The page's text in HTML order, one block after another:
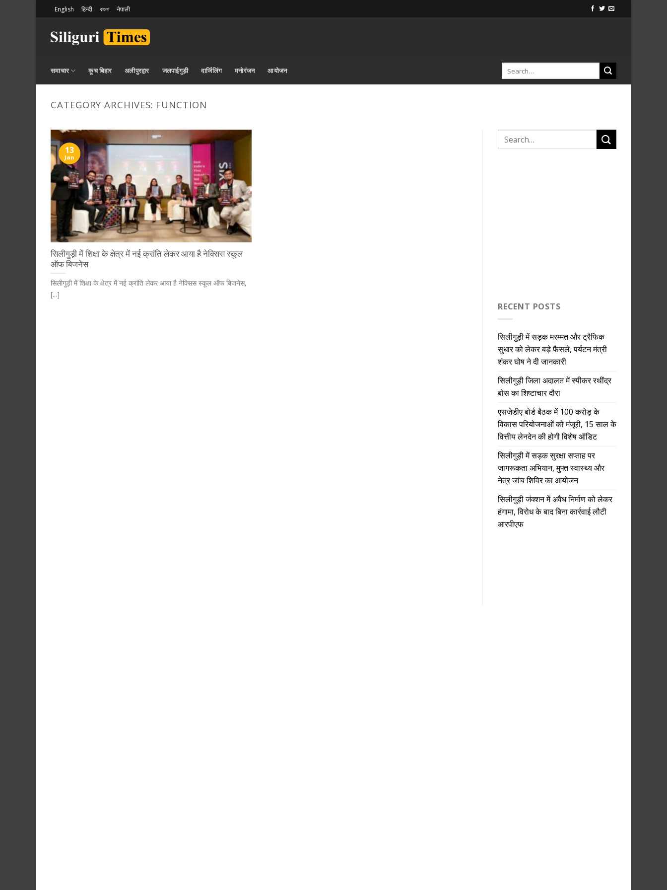
content
English हिन्दी বাংলা नेपाली
समाचार कूच बिहार अलीपुरद्वार जलपाईगुड़ी दार्जिलिंग मनोरंजन आयोजन
CATEGORY ARCHIVES: FUNCTION
सिलीगुड़ी में शिक्षा के क्षेत्र में नई क्रांति लेकर आया है नेक्सिस स्कूल
ऑफ बिजनेस
सिलीगुड़ी में शिक्षा के क्षेत्र में नई क्रांति लेकर आया है नेक्सिस स्कूल ऑफ बिजनेस,
[...]
13
Jan
RECENT POSTS
सिलीगुड़ी में सड़क मरम्मत और ट्रैफिक
सुधार को लेकर बड़े फैसले, पर्यटन मंत्री
शंकर घोष ने दी जानकारी
सिलीगुड़ी जिला अदालत में स्पीकर रथींद्र
बोस का शिष्टाचार दौरा
एसजेडीए बोर्ड बैठक में 100 करोड़ के
विकास परियोजनाओं को मंजूरी, 15 साल के
वित्तीय लेनदेन की होगी विशेष ऑडिट
सिलीगुड़ी में सड़क सुरक्षा सप्ताह पर
जागरूकता अभियान, मुफ्त स्वास्थ्य और
नेत्र जांच शिविर का आयोजन
सिलीगुड़ी जंक्शन में अवैध निर्माण को लेकर
हंगामा, विरोध के बाद बिना कार्रवाई लौटी
आरपीएफ